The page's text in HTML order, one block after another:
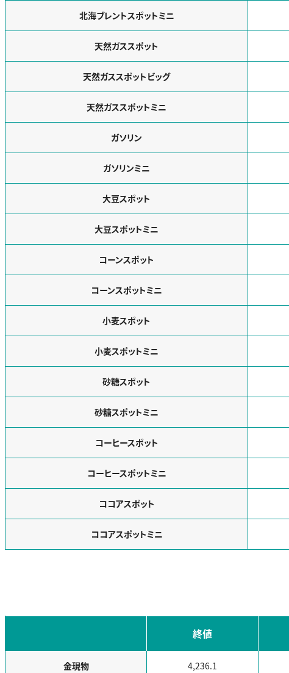
北海ブレントスポットミニ
天然ガススポット
天然ガススポットビッグ
天然ガススポットミニ
ガソリン
ガソリンミニ
大豆スポット
大豆スポットミニ
コーンスポット
コーンスポットミニ
小麦スポット
小麦スポットミニ
砂糖スポット
砂糖スポットミニ
コーヒースポット
コーヒースポットミニ
ココアスポット
ココアスポットミニ
終値
金現物 4,236.1